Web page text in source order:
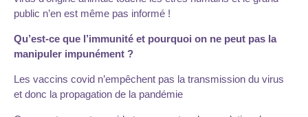
public n’en est même pas informé !
Qu’est-ce que l’immunité et pourquoi on ne peut pas la
manipuler impunément ?
Les vaccins covid n’empêchent pas la transmission du virus
et donc la propagation de la pandémie